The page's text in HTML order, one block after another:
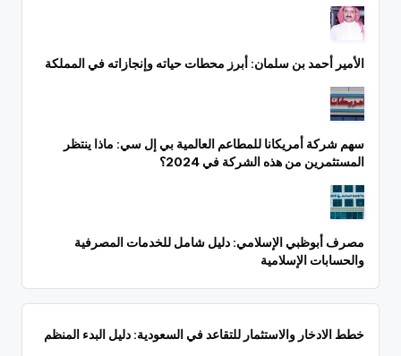
الأمير أحمد بن سلمان: أبرز محطات حياته وإنجازاته في المملكة
سهم شركة أمريكانا للمطاعم العالمية بي إل سي: ماذا ينتظر
المستثمرين من هذه الشركة في 2024؟
مصرف أبوظبي الإسلامي: دليل شامل للخدمات المصرفية
والحسابات الإسلامية
خطط الادخار والاستثمار للتقاعد في السعودية: دليل البدء المنظم